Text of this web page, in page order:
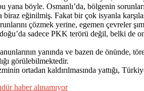
yana böyle. Osmanlı’da, bölgenin
biraz eğinilmiş. Fakat bir çok isyanla
çözmek yerine, egemen çevreler
sadece PKK terörü değil, belki de
yanında ve bazen de önünde,
görülebilmektedir.
ortadan kaldırılmasında yattığı,
haber alınamıyor